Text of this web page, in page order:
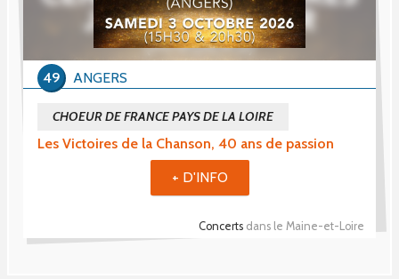
Les Victoires de la Chanson, 40 ans de passion
CHOEUR DE FRANCE PAYS DE LA LOIRE
Concerts dans le Maine-et-Loire
ANGERS
49
+ D'INFO